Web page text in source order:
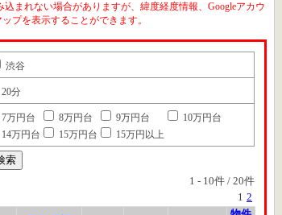
まれない場合がありますが、緯度経度情報、Googleアカウ
プを表示することができます。
渋谷
20分
7万円台 8万円台 9万円台
10万円台
14万円台 15万円台 15万円以上
1 - 10件 / 20件
1 2